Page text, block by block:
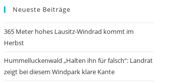
Neueste Beiträge
365 Meter hohes Lausitz-Windrad kommt im
Herbst
Hummelluckenwald „Halten ihn für falsch“: Landrat
zeigt bei diesem Windpark klare Kante